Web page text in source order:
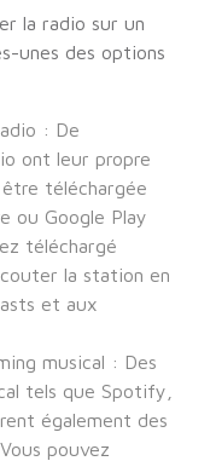
la radio sur un
unes des options
: De
ont leur propre
téléchargée
ou Google Play
téléchargé
la station en
et aux
musical : Des
tels que Spotify,
également des
pouvez